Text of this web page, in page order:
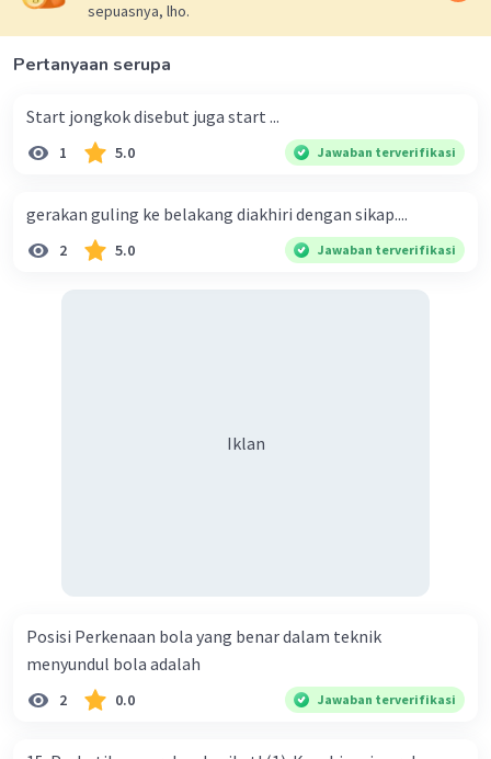
sepuasnya, lho.
Pertanyaan serupa
Start jongkok disebut juga start ...
1 5.0 Jawaban terverifikasi
gerakan guling ke belakang diakhiri dengan sikap....
2 5.0 Jawaban terverifikasi
Iklan
Posisi Perkenaan bola yang benar dalam teknik
menyundul bola adalah​
2 0.0 Jawaban terverifikasi